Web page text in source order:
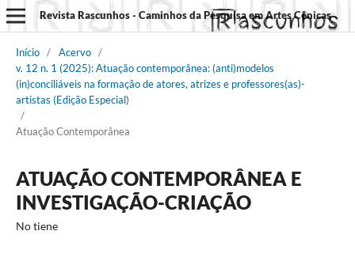
Revista Rascunhos - Caminhos da Pesquisa em Artes Cênicas
Início / Acervo /
v. 12 n. 1 (2025): Atuação contemporânea: (anti)modelos
(in)conciliáveis na formação de atores, atrizes e professores(as)-
artistas (Edição Especial)
/
Atuação Contemporânea
ATUAÇÃO CONTEMPORÂNEA E
INVESTIGAÇÃO-CRIAÇÃO
No tiene